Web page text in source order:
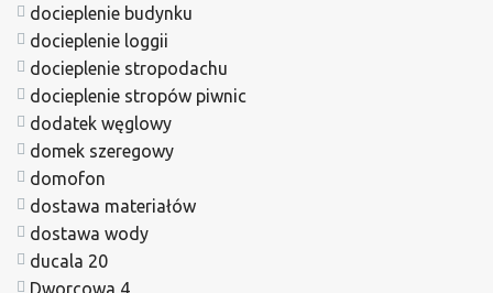
docieplenie budynku
docieplenie loggii
docieplenie stropodachu
docieplenie stropów piwnic
dodatek węglowy
domek szeregowy
domofon
dostawa materiałów
dostawa wody
ducala 20